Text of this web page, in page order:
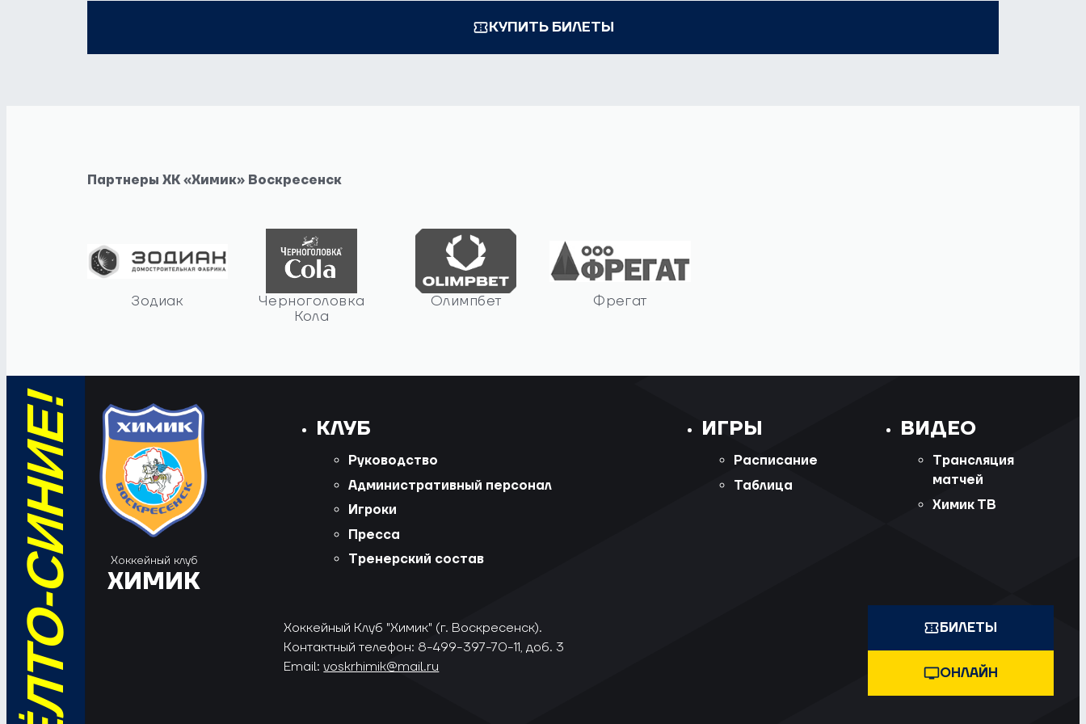
КУПИТЬ БИЛЕТЫ
Партнеры ХК «Химик» Воскресенск
Зодиак
Черноголовка
Кола
Олимпбет Фрегат
Хоккейный клуб
ХИМИК
КЛУБ
Руководство
Административный персонал
Игроки
Пресса
Тренерский состав
ИГРЫ
Расписание
Таблица
ВИДЕО
Трансляция
матчей
Химик ТВ
Хоккейный Клуб "Химик" (г. Воскресенск).
Контактный телефон: 8-499-397-70-11, доб. 3
Email:voskrhimik@mail.ru
БИЛЕТЫ
ОНЛАЙН